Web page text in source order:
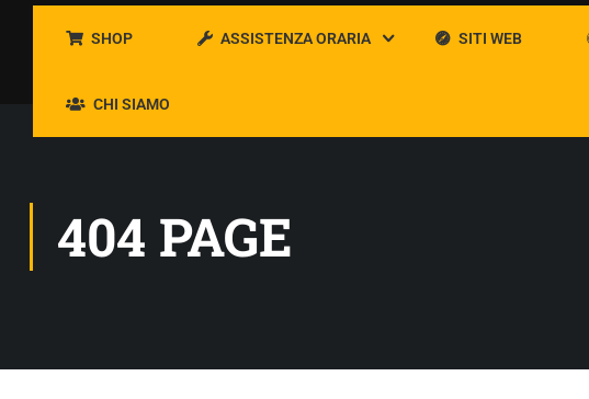
SHOP ASSISTENZA ORARIA SITI WEB
CHI SIAMO
404 PAGE